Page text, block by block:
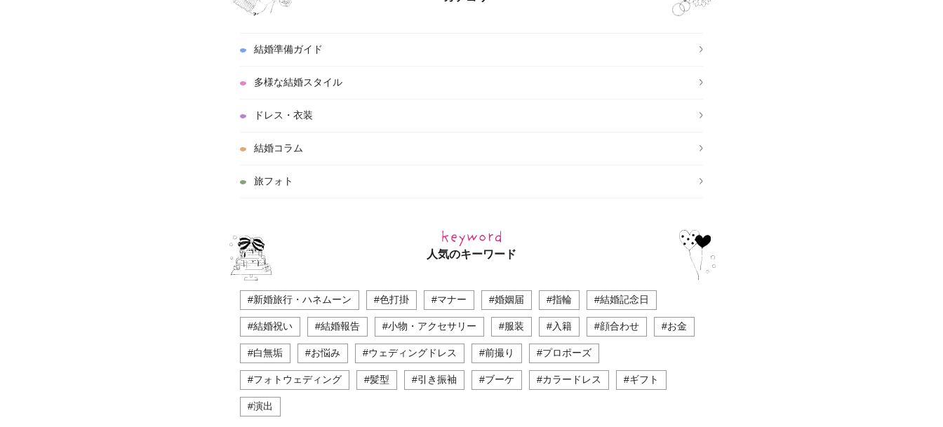
結婚準備ガイド
多様な結婚スタイル
ドレス・衣装
結婚コラム
旅フォト
人気のキーワード
#新婚旅行・ハネムーン #色打掛 #マナー #婚姻届 #指輪 #結婚記念日
#結婚祝い #結婚報告 #小物・アクセサリー #服装 #入籍 #顔合わせ #お金
#白無垢 #お悩み #ウェディングドレス #前撮り #プロポーズ
#フォトウェディング #髪型 #引き振袖 #ブーケ #カラードレス #ギフト
#演出